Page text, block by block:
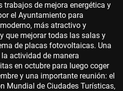
trabajos de mejora energética y
el Ayuntamiento para
más atractivo y
que mejorar todas las salas y
de placas fotovoltaicas. Una
actividad de manera
en octubre para luego coger
y una importante reunión: el
Mundial de Ciudades Turísticas,